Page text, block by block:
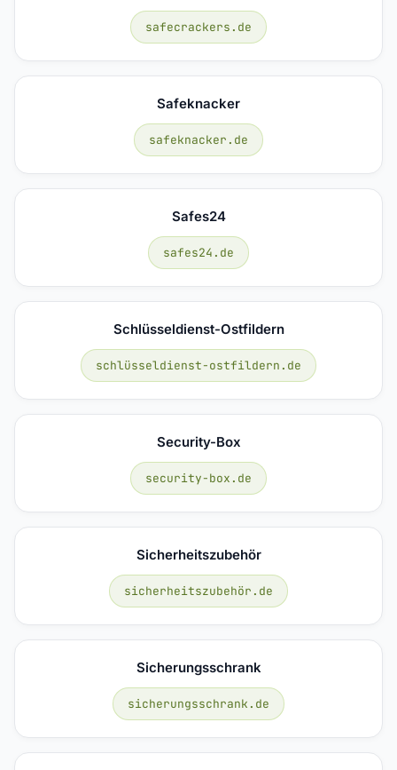
safecrackers.de
Safeknacker
safeknacker.de
Safes24
safes24.de
Schlüsseldienst-Ostfildern
schlüsseldienst-ostfildern.de
Security-Box
security-box.de
Sicherheitszubehör
sicherheitszubehör.de
Sicherungsschrank
sicherungsschrank.de